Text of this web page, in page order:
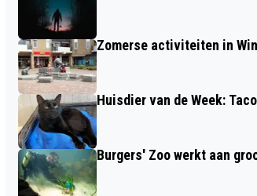
Zomerse activiteiten in
Huisdier van de Week: Taco
Burgers' Zoo werkt aan